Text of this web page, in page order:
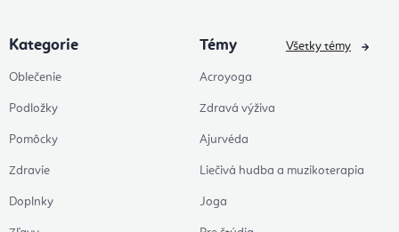
Kategorie
Oblečenie
Podložky
Pomôcky
Zdravie
Doplnky
Témy
Acroyoga
Zdravá výživa
Ajurvéda
Liečivá hudba a muzikoterapia
Joga
Všetky témy